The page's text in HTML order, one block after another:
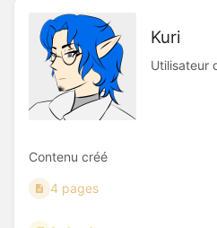
Kuri
Utilisateur
Contenu créé
4 pages